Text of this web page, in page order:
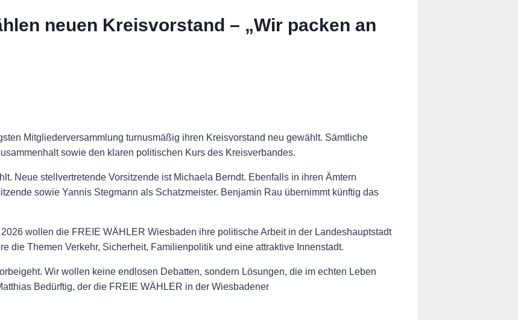
neuen Kreisvorstand – „Wir packen an
Mitgliederversammlung turnusmäßig ihren Kreisvorstand neu gewählt. Sämtliche
sowie den klaren politischen Kurs des Kreisverbandes.
Neue stellvertretende Vorsitzende ist Michaela Berndt. Ebenfalls in ihren Ämtern
sowie Yannis Stegmann als Schatzmeister. Benjamin Rau übernimmt künftig das
wollen die FREIE WÄHLER Wiesbaden ihre politische Arbeit in der Landeshauptstadt
die Themen Verkehr, Sicherheit, Familienpolitik und eine attraktive Innenstadt.
Wir wollen keine endlosen Debatten, sondern Lösungen, die im echten Leben
Bedürftig, der die FREIE WÄHLER in der Wiesbadener